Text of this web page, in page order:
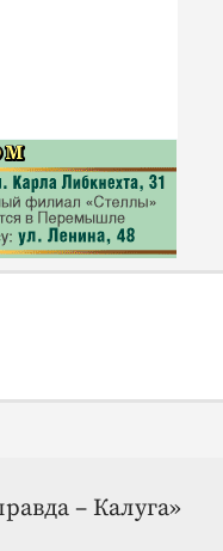
– Калуга»